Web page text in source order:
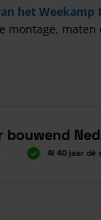
het Weekamp
montage,
bouwend
Al 40 jaar dé